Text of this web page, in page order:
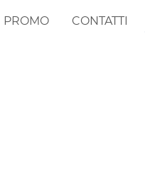
PROMO CONTATTI